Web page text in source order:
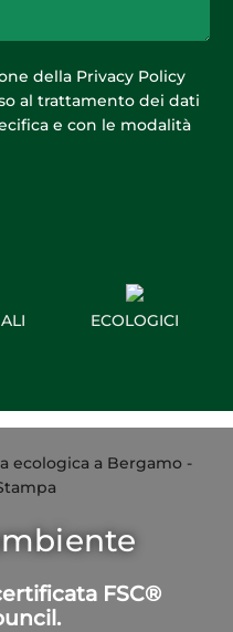
ECOLOGICI
della Privacy Policy
al trattamento dei dati
modalità
FSC®